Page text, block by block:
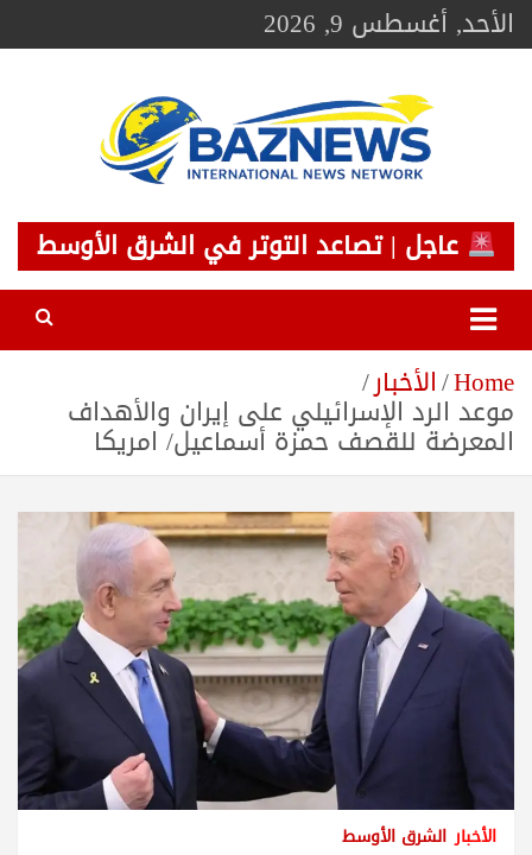
Skip
toالأحد, أغسطس 9, 2026
BAZNEWS
شبكة باز الإخبارية
عاجل | تصاعد التوتر في الشرق الأوسط
Home الأخبار
موعد الرد الإسرائيلي على إيران والأهداف
المعرضة للقصف حمزة أسماعيل/ امريكا
الأخبار الشرق الأوسط